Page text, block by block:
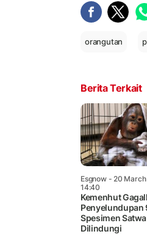
orangutan
Berita Terkait
Esgnow- 20 March
14:40
Kemenhut
Penyelundupan
Spesimen Satwa
Dilindungi